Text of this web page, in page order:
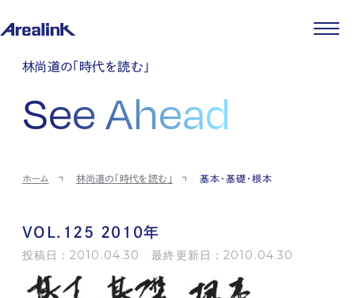
企業情報
企業理念
会社概要
コーポレートガバナンス
ストレージ事業
パートナー制度
土地権利整備事業
IR情報
IRカレンダー
IRポリシー
ストレージ室数実績
個人投資家の皆様へ
ニュース
商品情報
先輩社員インタビュー
中途採用
林尚道の「時代を読む」
See Ahead
ホーム 林尚道の「時代を読む」 基本・基礎・根本
VOL.125 2010年
投稿日：2010.04.30 最終更新日：2010.04.30